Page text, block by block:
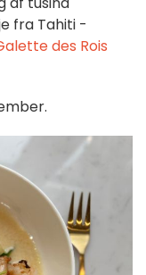
fra Tahiti -
des Rois